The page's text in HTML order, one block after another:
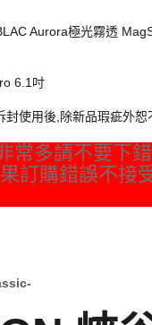
Aurora極光霧透
6.1吋
封使用後,除新品瑕疵外恕
常多請不要下
訂購錯誤不接